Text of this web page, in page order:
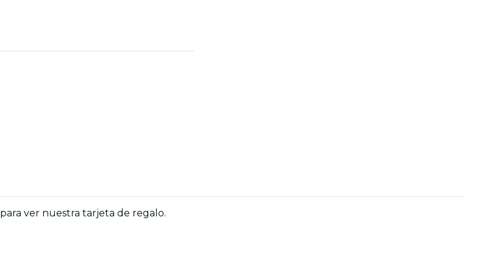
para ver nuestra tarjeta de regalo.